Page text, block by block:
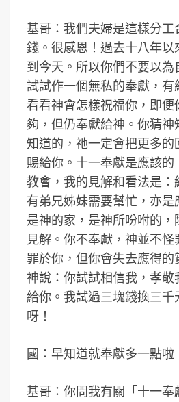
基哥：我們夫婦是這樣分工
錢。很感恩！過去十八年
到今天。所以你們不要以為
試試作一個無私的奉獻，
看看神會怎樣祝福你，即便
夠，但仍奉獻給神。你猜神
知道的，祂一定會把更多的
賜給你。十一奉獻是應該
教會，我的見解和看法是：
有弟兄姊妹需要幫忙，亦是
是神的家，是神所吩咐的，
見解。你不奉獻，神並不
罪於你，但你會失去應得的
神說：你試試相信我，孝
給你。我試過三塊錢換三
呀！
國：早知道就奉獻多一點啦
基哥：你問我有關「十一